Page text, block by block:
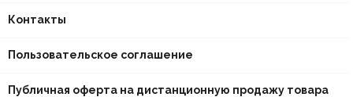
Контакты
Пользовательское соглашение
Публичная оферта на дистанционную продажу товара